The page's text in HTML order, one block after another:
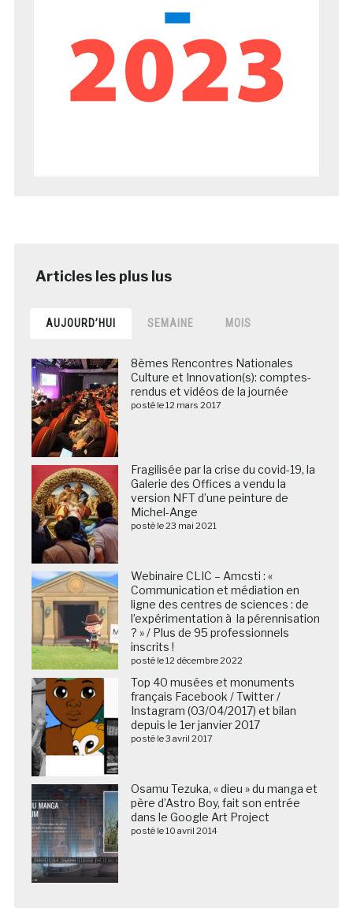
AUJOURD’HUI SEMAINE MOIS
8èmes Rencontres Nationales
Culture et Innovation(s): comptes-
rendus et vidéos de la journée
posté le 12 mars 2017
Fragilisée par la crise du covid-19, la
Galerie des Offices a vendu la
version NFT d’une peinture de
Michel-Ange
posté le 23 mai 2021
Webinaire CLIC – Amcsti : «
Communication et médiation en
ligne des centres de sciences : de
l’expérimentation à la pérennisation
? » / Plus de 95 professionnels
inscrits !
posté le 12 décembre 2022
Top 40 musées et monuments
français Facebook / Twitter /
Instagram (03/04/2017) et bilan
depuis le 1er janvier 2017
posté le 3 avril 2017
Osamu Tezuka, « dieu » du manga et
père d’Astro Boy, fait son entrée
dans le Google Art Project
posté le 10 avril 2014